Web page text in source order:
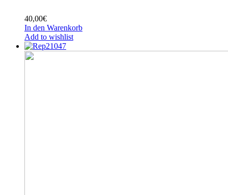
40,00€
In den Warenkorb
Add to wishlist